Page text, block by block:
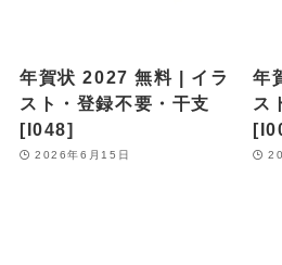
年賀状 2027 無料 | イラ
スト・登録不要・干支
[I048]
2026年6月15日
年
ス